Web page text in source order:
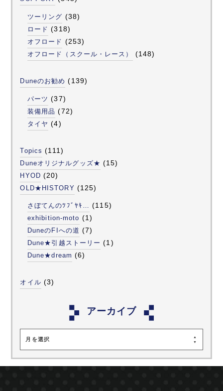
ツーリング (38)
ロード (318)
オフロード (253)
オフロード（スクール・レース） (148)
Duneのお勧め (139)
パーツ (37)
装備用品 (72)
タイヤ (4)
Topics (111)
Duneオリジナルグッズ★ (15)
HYOD (20)
OLD★HISTORY (125)
さぼてんのﾂﾌﾞﾔｷ… (115)
exhibition-moto (1)
DuneのFIへの道 (7)
Dune★引越ストーリー (1)
Dune★dream (6)
オイル (3)
アーカイブ
月を選択